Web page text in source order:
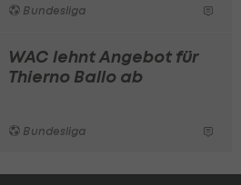
Bundesliga
WAC lehnt Angebot für
Thierno Ballo ab
Bundesliga